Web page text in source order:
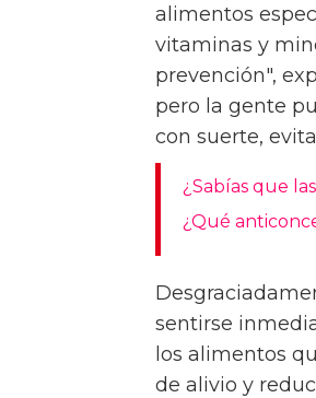
alimentos
vitaminas y
prevención",
pero la gente
con suerte,
¿Sabías que
¿Qué
sentirse
los alimentos
de alivio y